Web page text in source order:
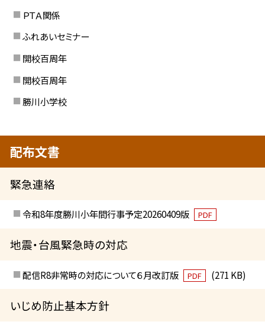
ＰＴＡ関係
ふれあいセミナー
開校百周年
開校百周年
勝川小学校
配布文書
緊急連絡
令和8年度勝川小年間行事予定20260409版 PDF
地震・台風緊急時の対応
配信R8非常時の対応について６月改訂版 PDF (271 KB)
いじめ防止基本方針